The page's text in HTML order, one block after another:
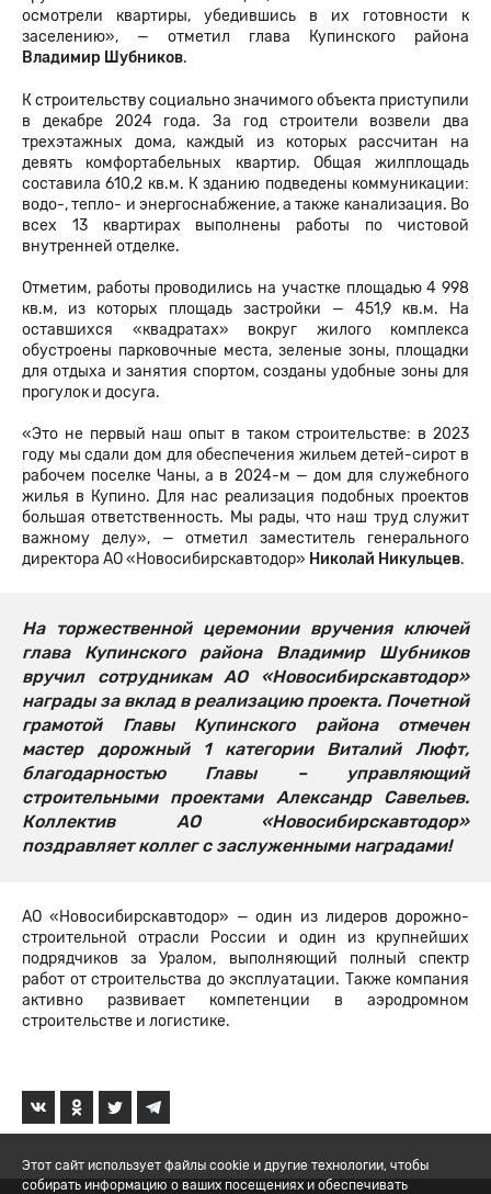
осмотрели квартиры, убедившись в их готовности к
заселению», — отметил глава Купинского района
Владимир Шубников.
К строительству социально значимого объекта приступили
в декабре 2024 года. За год строители возвели два
трехэтажных дома, каждый из которых рассчитан на
девять комфортабельных квартир. Общая жилплощадь
составила 610,2 кв.м. К зданию подведены коммуникации:
водо-, тепло- и энергоснабжение, а также канализация. Во
всех 13 квартирах выполнены работы по чистовой
внутренней отделке.
Отметим, работы проводились на участке площадью 4 998
кв.м, из которых площадь застройки — 451,9 кв.м. На
оставшихся «квадратах» вокруг жилого комплекса
обустроены парковочные места, зеленые зоны, площадки
для отдыха и занятия спортом, созданы удобные зоны для
прогулок и досуга.
«Это не первый наш опыт в таком строительстве: в 2023
году мы сдали дом для обеспечения жильем детей-сирот в
рабочем поселке Чаны, а в 2024-м — дом для служебного
жилья в Купино. Для нас реализация подобных проектов
большая ответственность. Мы рады, что наш труд служит
важному делу», — отметил заместитель генерального
директора АО «Новосибирскавтодор» Николай Никульцев.
На торжественной церемонии вручения ключей
глава Купинского района Владимир Шубников
вручил сотрудникам АО «Новосибирскавтодор»
награды за вклад в реализацию проекта. Почетной
грамотой Главы Купинского района отмечен
мастер дорожный 1 категории Виталий Люфт,
благодарностью Главы – управляющий
строительными проектами Александр Савельев.
Коллектив АО «Новосибирскавтодор»
поздравляет коллег с заслуженными наградами!
АО «Новосибирскавтодор» — один из лидеров дорожно-
строительной отрасли России и один из крупнейших
подрядчиков за Уралом, выполняющий полный спектр
работ от строительства до эксплуатации. Также компания
активно развивает компетенции в аэродромном
строительстве и логистике.
Этот сайт использует файлы cookie и другие технологии, чтобы
собирать информацию о ваших посещениях и обеспечивать